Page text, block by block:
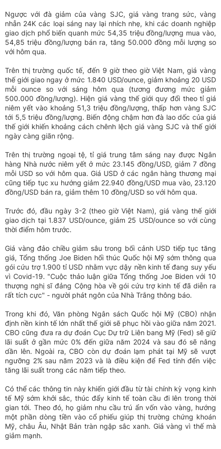
Ngược với đà giảm của vàng SJC, giá vàng trang sức, vàng
nhẫn 24K các loại sáng nay lại nhích nhẹ, khi các doanh nghiệp
giao dịch phổ biến quanh mức 54,35 triệu đồng/lượng mua vào,
54,85 triệu đồng/lượng bán ra, tăng 50.000 đồng mỗi lượng so
với hôm qua.
Trên thị trường quốc tế, đến 9 giờ theo giờ Việt Nam, giá vàng
thế giới giao ngay ở mức 1.840 USD/ounce, giảm khoảng 20 USD
mỗi ounce so với sáng hôm qua (tương đương mức giảm
500.000 đồng/lượng). Hiện giá vàng thế giới quy đổi theo tỉ giá
niêm yết vào khoảng 51,3 triệu đồng/lượng, thấp hơn vàng SJC
tới 5,5 triệu đồng/lượng. Biến động chậm hơn đà lao dốc của giá
thế giới khiến khoảng cách chênh lệch giá vàng SJC và thế giới
ngày càng giãn rộng.
Trên thị trường ngoại tệ, tỉ giá trung tâm sáng nay được Ngân
hàng Nhà nước niêm yết ở mức 23.145 đồng/USD, giảm 7 đồng
mỗi USD so với hôm qua. Giá USD ở các ngân hàng thương mại
cũng tiếp tục xu hướng giảm 22.940 đồng/USD mua vào, 23.120
đồng/USD bán ra, giảm thêm 10 đồng/USD so với hôm qua.
Trước đó, đầu ngày 3-2 (theo giờ Việt Nam), giá vàng thế giới
giao dịch tại 1.837 USD/ounce, giảm 25 USD/ounce so với cùng
thời điểm hôm trước.
Giá vàng đảo chiều giảm sâu trong bối cảnh USD tiếp tục tăng
giá, Tổng thống Joe Biden hối thúc Quốc hội Mỹ sớm thông qua
gói cứu trợ 1.900 tỉ USD nhằm vực dậy nền kinh tế đang suy yếu
vì Covid-19. "Cuộc thảo luận giữa Tổng thống Joe Biden với 10
thượng nghị sĩ đảng Cộng hòa về gói cứu trợ kinh tế đã diễn ra
rất tích cực" - người phát ngôn của Nhà Trắng thông báo.
Trong khi đó, Văn phòng Ngân sách Quốc hội Mỹ (CBO) nhận
định nền kinh tế lớn nhất thế giới sẽ phục hồi vào giữa năm 2021.
CBO cũng đưa ra dự đoán Cục Dự trữ Liên bang Mỹ (Fed) sẽ giữ
lãi suất ở gần mức 0% đến giữa năm 2024 và sau đó sẽ nâng
dần lên. Ngoài ra, CBO còn dự đoán lạm phát tại Mỹ sẽ vượt
ngưỡng 2% sau năm 2023 và là điều kiện để Fed tính đến việc
tăng lãi suất trong các năm tiếp theo.
Có thể các thông tin này khiến giới đầu từ tài chính kỳ vọng kinh
tế Mỹ sớm khởi sắc, thúc đẩy kinh tế toàn cầu đi lên trong thời
gian tới. Theo đó, họ giảm nhu cầu trú ẩn vốn vào vàng, hướng
một phần dòng tiền vào cổ phiếu giúp thị trường chứng khoán
Mỹ, châu Âu, Nhật Bản tràn ngập sắc xanh. Giá vàng vì thế mà
giảm mạnh.